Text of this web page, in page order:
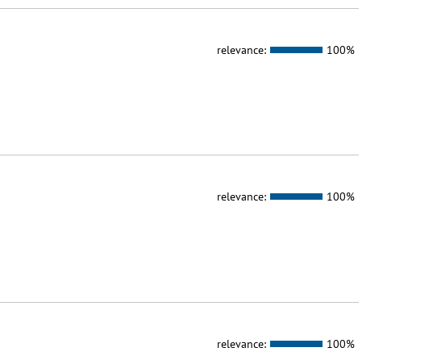
relevance: 100%
relevance: 100%
relevance: 100%